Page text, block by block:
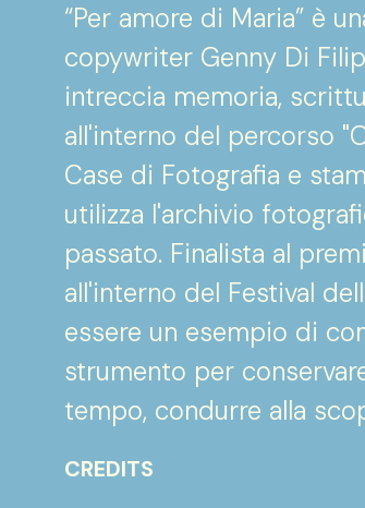
“Per amore di Maria” è
copywriter Genny Di
intreccia memoria,
all'interno del percorso
Case di Fotografia e
utilizza l'archivio
passato. Finalista al
all'interno del Festival
essere un esempio di
strumento per
tempo, condurre alla
CREDITS